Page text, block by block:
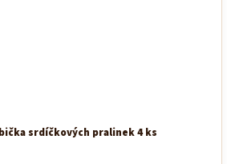
srdíčkových pralinek 4 ks